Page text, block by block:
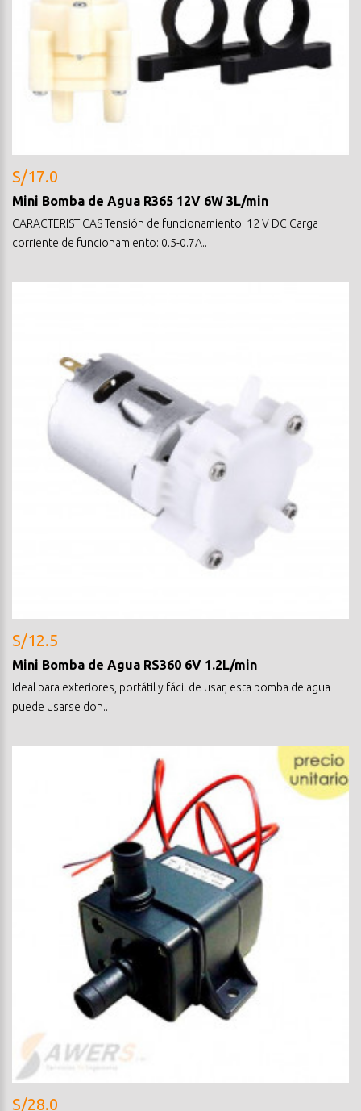
S/17.0
Mini Bomba de Agua R365 12V 6W 3L/min
CARACTERISTICAS Tensión de funcionamiento: 12 V DC Carga
corriente de funcionamiento: 0.5-0.7A..
S/12.5
Mini Bomba de Agua RS360 6V 1.2L/min
Ideal para exteriores, portátil y fácil de usar, esta bomba de agua
puede usarse don..
S/28.0